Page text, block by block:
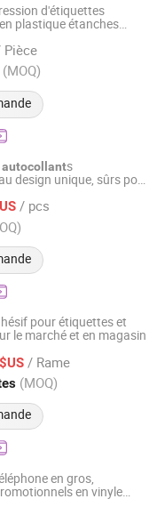
d'étiquettes
plastique étanches
dorée
Pièce
(MOQ)
autocollants
design unique, sûrs pour
/ pcs
Ltd.
2026
pour étiquettes et
le marché et en magasin
/ Rame
(MOQ)
Ltd.
2014
en gros,
en vinyle
Ltd.